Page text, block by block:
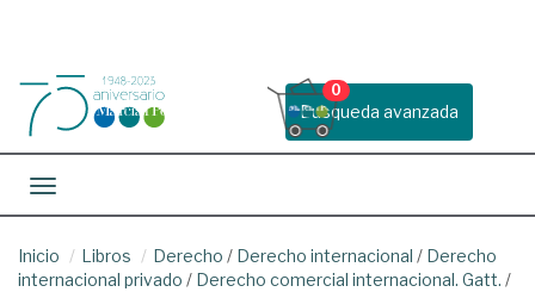
Busqueda avanzada
0
Toggle navigation
Inicio Libros Derecho / Derecho internacional / Derecho
internacional privado / Derecho comercial internacional. Gatt. /